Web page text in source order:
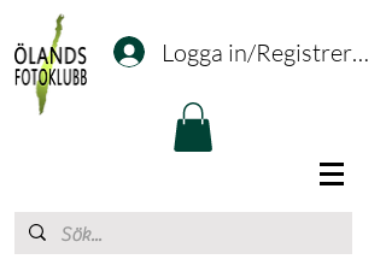
Logga in/Registrering